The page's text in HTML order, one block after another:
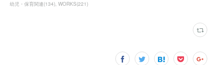
幼児・保育関連(134) WORKS(221)